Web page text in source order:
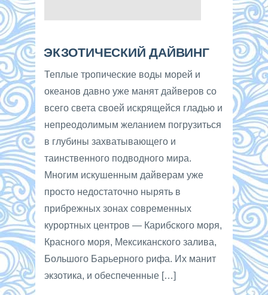
ЭКЗОТИЧЕСКИЙ ДАЙВИНГ
Теплые тропические воды морей и
океанов давно уже манят дайверов со
всего света своей искрящейся гладью и
непреодолимым желанием погрузиться
в глубины захватывающего и
таинственного подводного мира.
Многим искушенным дайверам уже
просто недостаточно нырять в
прибрежных зонах современных
курортных центров — Карибского моря,
Красного моря, Мексиканского залива,
Большого Барьерного рифа. Их манит
экзотика, и обеспеченные […]